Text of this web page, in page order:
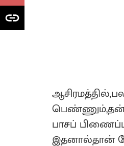
பெண்ணும்,தன்
பாசப்
இதனால்தான்